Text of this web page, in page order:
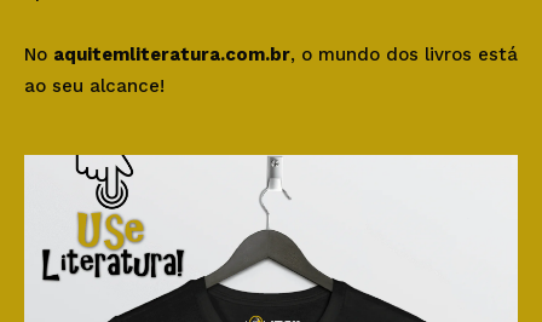
No aquitemliteratura.com.br, o mundo dos livros está
ao seu alcance!